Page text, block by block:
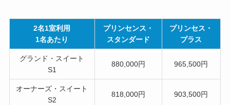
2名1室利用
1名あたり
プリンセンス・
スタンダード
プリンセス・
プラス
グランド・スイート
S1
880,000円 965,500円
オーナーズ・スイート
S2
818,000円 903,500円